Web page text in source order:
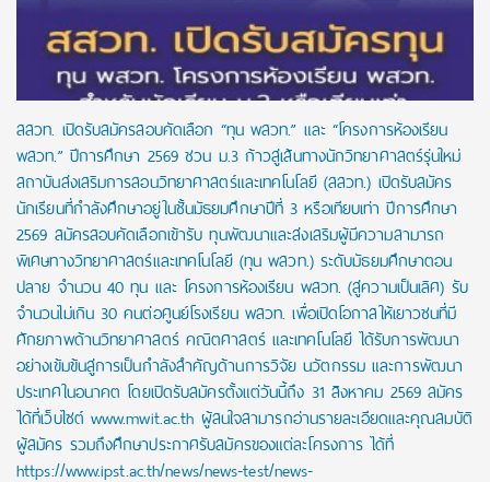
สสวท. เปิดรับสมัครสอบคัดเลือก “ทุน พสวท.” และ “โครงการห้องเรียน
พสวท.” ปีการศึกษา 2569 ชวน ม.3 ก้าวสู่เส้นทางนักวิทยาศาสตร์รุ่นใหม่
สถาบันส่งเสริมการสอนวิทยาศาสตร์และเทคโนโลยี (สสวท.) เปิดรับสมัคร
นักเรียนที่กำลังศึกษาอยู่ในชั้นมัธยมศึกษาปีที่ 3 หรือเทียบเท่า ปีการศึกษา
2569 สมัครสอบคัดเลือกเข้ารับ ทุนพัฒนาและส่งเสริมผู้มีความสามารถ
พิเศษทางวิทยาศาสตร์และเทคโนโลยี (ทุน พสวท.) ระดับมัธยมศึกษาตอน
ปลาย จำนวน 40 ทุน และ โครงการห้องเรียน พสวท. (สู่ความเป็นเลิศ) รับ
จำนวนไม่เกิน 30 คนต่อศูนย์โรงเรียน พสวท. เพื่อเปิดโอกาสให้เยาวชนที่มี
ศักยภาพด้านวิทยาศาสตร์ คณิตศาสตร์ และเทคโนโลยี ได้รับการพัฒนา
อย่างเข้มข้นสู่การเป็นกำลังสำคัญด้านการวิจัย นวัตกรรม และการพัฒนา
ประเทศในอนาคต โดยเปิดรับสมัครตั้งแต่วันนี้ถึง 31 สิงหาคม 2569 สมัคร
ได้ที่เว็บไซต์ www.mwit.ac.th ผู้สนใจสามารถอ่านรายละเอียดและคุณสมบัติ
ผู้สมัคร รวมถึงศึกษาประกาศรับสมัครของแต่ละโครงการ ได้ที่
https://www.ipst.ac.th/news/news-test/news-